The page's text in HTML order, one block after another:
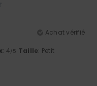
Achat vérifié
: 4/5 Taille: Petit